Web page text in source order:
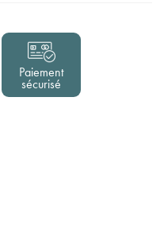
Paiement
sécurisé